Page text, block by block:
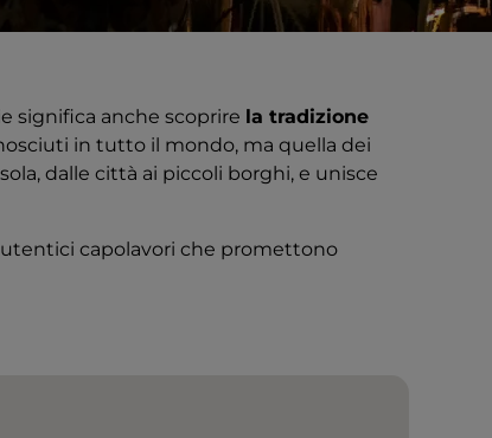
significa anche scoprire la tradizione
in tutto il mondo, ma quella dei
dalle città ai piccoli borghi, e unisce
capolavori che promettono